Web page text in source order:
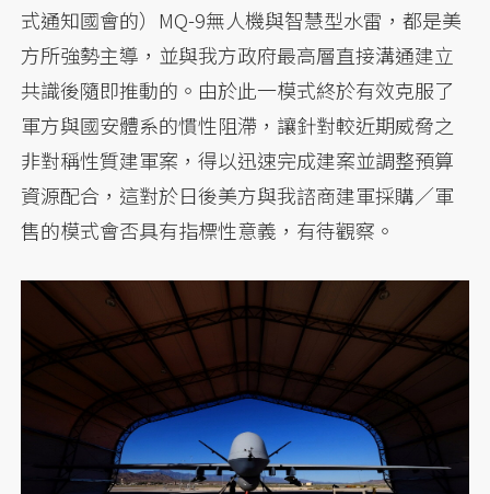
式通知國會的）MQ-9無人機與智慧型水雷，都是美
方所強勢主導，並與我方政府最高層直接溝通建立
共識後隨即推動的。由於此一模式終於有效克服了
軍方與國安體系的慣性阻滯，讓針對較近期威脅之
非對稱性質建軍案，得以迅速完成建案並調整預算
資源配合，這對於日後美方與我諮商建軍採購／軍
售的模式會否具有指標性意義，有待觀察。